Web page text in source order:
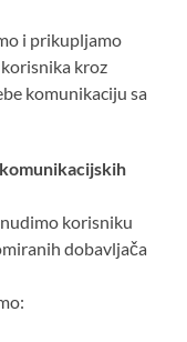
i prikupljamo
kroz
komunikaciju sa
korisniku
dobavljača